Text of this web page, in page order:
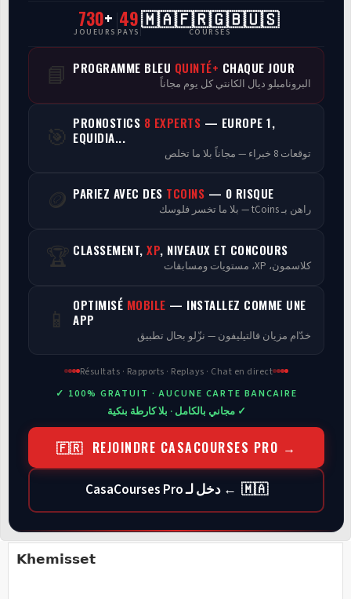
CasaCourses Pro
Resultats/Rapport CPCs
Discussion
Programmes
730+
JOUEURS
49
PAYS
🇲🇦🇫🇷🇬🇧🇺🇸
COURSES
📘 PROGRAMME BLEU QUINTÉ+ CHAQUE JOUR
البرونامبلو ديال الكانتي كل يوم مجاناً
🎯 PRONOSTICS 8 EXPERTS — EUROPE 1,
EQUIDIA...
توقعات 8 خبراء — مجاناً بلا ما تخلص
🪙 PARIEZ AVEC DES TCOINS — 0 RISQUE
راهن بـ tCoins — بلا ما تخسر فلوسك
🏆 CLASSEMENT, XP, NIVEAUX ET CONCOURS
كلاسمون، XP، مستويات ومسابقات
📱 OPTIMISÉ MOBILE — INSTALLEZ COMME UNE
APP
خدّام مزيان فالتيليفون — نزّلو بحال تطبيق
Résultats · Rapports · Replays · Chat en direct
✓ 100% GRATUIT · AUCUNE CARTE BANCAIRE
✓ مجاني بالكامل · بلا كارطة بنكية
🇫🇷 REJOINDRE CASACOURSES PRO →
🇲🇦 ← دخل لـ CasaCourses Pro
Khemisset